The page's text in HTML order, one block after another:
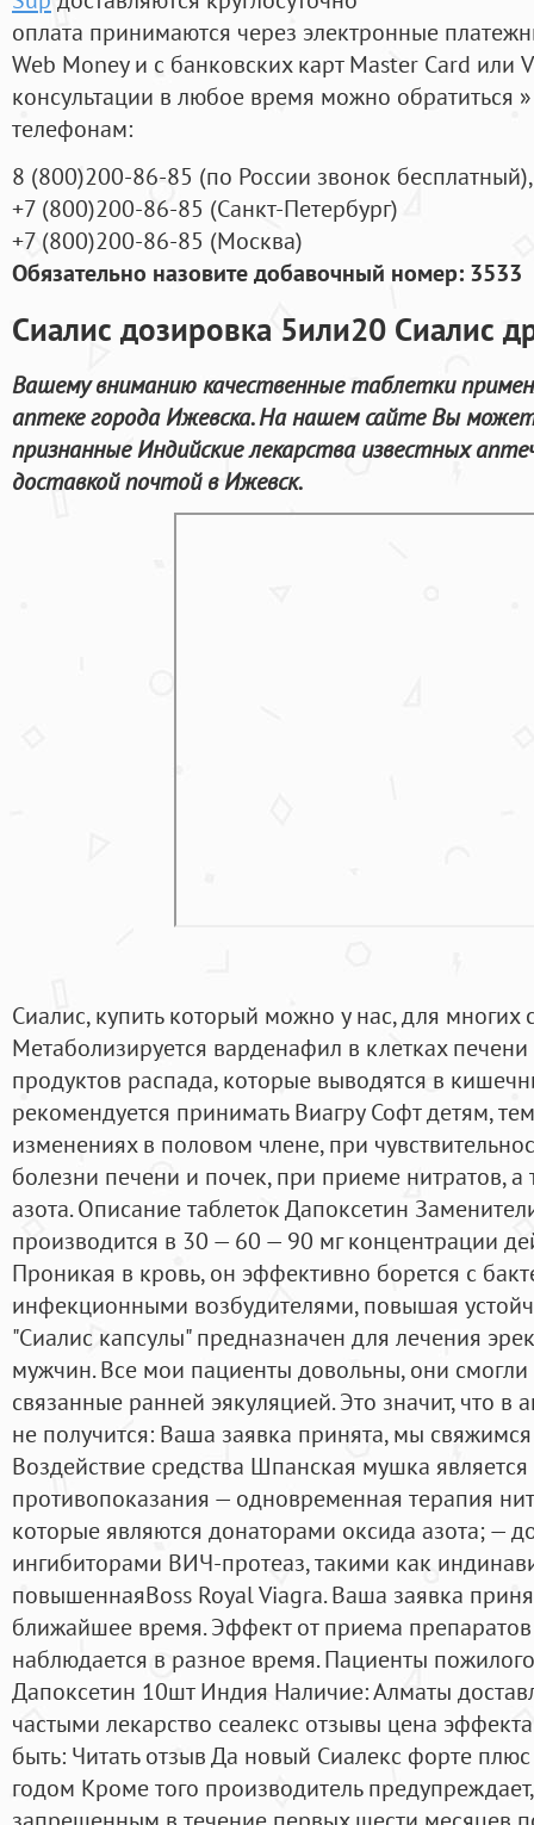
оплата принимаются через электронные
Web Money и с банковских карт Master Card или
консультации в любое время можно обратиться
телефонам:
8 (800)200-86-85 (по России звонок бесплатный),
+7 (800)200-86-85 (Санкт-Петербург)
+7 (800)200-86-85 (Москва)
Обязательно назовите добавочный номер: 3533
Сиалис дозировка 5или20 Сиалис
Вашему вниманию качественные таблетки
аптеке города Ижевска. На нашем сайте Вы
признанные Индийские лекарства известных
доставкой почтой в Ижевск.
Сиалис, купить который можно у нас, для многих
Метаболизируется варденафил в клетках
продуктов распада, которые выводятся в
рекомендуется принимать Виагру Софт детям,
изменениях в половом члене, при
болезни печени и почек, при приеме нитратов,
азота. Описание таблеток Дапоксетин
производится в 30 — 60 — 90 мг концентрации
Проникая в кровь, он эффективно борется с
инфекционными возбудителями, повышая
"Сиалис капсулы" предназначен для лечения
мужчин. Все мои пациенты довольны, они смогли
связанные ранней эякуляцией. Это значит, что в
не получится: Ваша заявка принята, мы
Воздействие средства Шпанская мушка
противопоказания — одновременная терапия
которые являются донаторами оксида азота; —
ингибиторами ВИЧ-протеаз, такими как
повышеннаяBoss Royal Viagra. Ваша заявка
ближайшее время. Эффект от приема
наблюдается в разное время. Пациенты
Дапоксетин 10шт Индия Наличие: Алматы
частыми лекарство сеалекс отзывы цена
быть: Читать отзыв Да новый Сиалекс форте
годом Кроме того производитель